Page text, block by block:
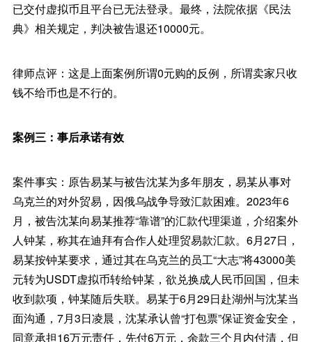
已交付虚拟币且平台已无法登录。最终，法院依据《民法
典》相关规定，判决被告退还10000元。
律师点评：这是上面案例所谓0元购的反例，所谓卖家只收
钱不给币也是不行的。
案例三：事后承诺有效
案件事实：原告易某与被告沈某为多年朋友，易某从事对
乌克兰的对外贸易，因俄乌战争导致汇款困难。2023年6
月，被告沈某向易某推荐“靠谱”的汇款代理渠道，介绍案外
人钟某，称其在迪拜有合作人处理贸易款汇款。6月27日，
易某按钟某要求，通过其在乌克兰的员工“大志”将43000美
元转为USDT虚拟币转给钟某，欲兑换成人民币回国，但未
收到款项，钟某随后失联。易某于6月29日赴湖州与沈某当
面沟通，7月3日凌晨，沈某承认曾“打包票”保证资金安全，
同意承担16万元责任，先付6万元，余款三个月内付清，但